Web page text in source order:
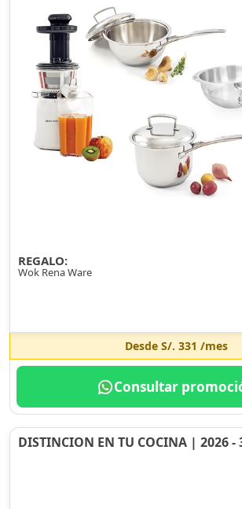
REGALO:
Wok Rena Ware
Desde S/. 331 /mes
Consultar
DISTINCION EN TU COCINA | 2026 -